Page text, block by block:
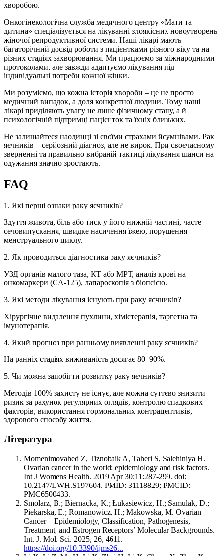
хворобою.
Онкогінекологічна служба медичного центру «Мати та
дитина» спеціалізується на лікуванні злоякісних новоутворень
жіночої репродуктивної системи. Наші лікарі мають
багаторічний досвід роботи з пацієнтками різного віку та на
різних стадіях захворювання. Ми працюємо за міжнародними
протоколами, але завжди адаптуємо лікування під
індивідуальні потреби кожної жінки.
Ми розуміємо, що кожна історія хвороби – це не просто
медичний випадок, а доля конкретної людини. Тому наші
лікарі приділяють увагу не лише фізичному стану, а й
психологічній підтримці пацієнток та їхніх близьких.
Не залишайтеся наодинці зі своїми страхами йсумнівами. Рак
яєчників – серйозний діагноз, але не вирок. При своєчасному
зверненні та правильно вибраній тактиці лікування шанси на
одужання значно зростають.
FAQ
1. Які перші ознаки раку яєчників?
Здуття живота, біль або тиск у його нижній частині, часте
сечовипускання, швидке насичення їжею, порушення
менструального циклу.
2. Як проводиться діагностика раку яєчників?
УЗД органів малого таза, КТ або МРТ, аналіз крові на
онкомаркери (CA-125), лапароскопія з біопсією.
3. Які методи лікування існують при раку яєчників?
Хірургічне видалення пухлини, хімієтерапія, таргетна та
імунотерапія.
4. Який прогноз при ранньому виявленні раку яєчників?
На ранніх стадіях виживаність досягає 80–90%.
5. Чи можна запобігти розвитку раку яєчників?
Методів 100% захисту не існує, але можна суттєво знизити
ризик за рахунок регулярних оглядів, контролю спадкових
факторів, використання гормональних контрацептивів,
здорового способу життя.
Література
Momenimovahed Z, Tiznobaik A, Taheri S, Salehiniya H.
Ovarian cancer in the world: epidemiology and risk factors.
Int J Womens Health. 2019 Apr 30;11:287-299. doi:
10.2147/IJWH.S197604. PMID: 31118829; PMCID:
PMC6500433.
Smolarz, B.; Biernacka, K.; Łukasiewicz, H.; Samulak, D.;
Piekarska, E.; Romanowicz, H.; Makowska, M. Ovarian
Cancer—Epidemiology, Classification, Pathogenesis,
Treatment, and Estrogen Receptors’ Molecular Backgrounds.
Int. J. Mol. Sci. 2025, 26, 4611.
https://doi.org/10.3390/ijms26...